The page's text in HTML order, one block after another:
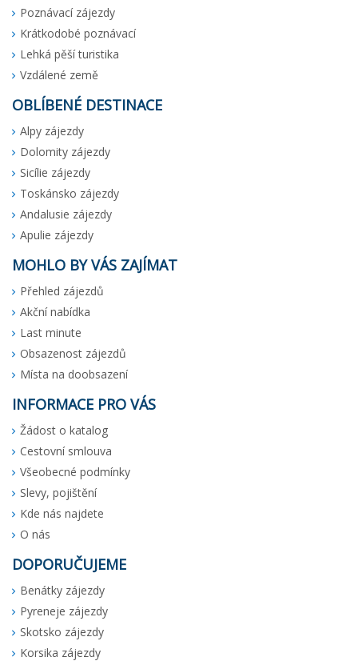
Poznávací zájezdy
Krátkodobé poznávací
Lehká pěší turistika
Vzdálené země
OBLÍBENÉ DESTINACE
Alpy zájezdy
Dolomity zájezdy
Sicílie zájezdy
Toskánsko zájezdy
Andalusie zájezdy
Apulie zájezdy
MOHLO BY VÁS ZAJÍMAT
Přehled zájezdů
Akční nabídka
Last minute
Obsazenost zájezdů
Místa na doobsazení
INFORMACE PRO VÁS
Žádost o katalog
Cestovní smlouva
Všeobecné podmínky
Slevy, pojištění
Kde nás najdete
O nás
DOPORUČUJEME
Benátky zájezdy
Pyreneje zájezdy
Skotsko zájezdy
Korsika zájezdy